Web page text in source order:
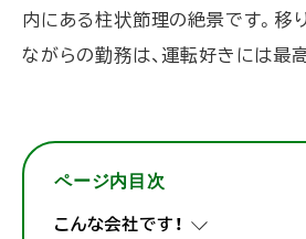
内にある柱状節理の絶景です。移
ながらの勤務は、運転好きには最
ページ内目次
こんな会社です！